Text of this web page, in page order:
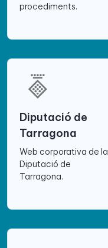
procediments.
Diputació de
Tarragona
Web corporativa de la
Diputació de
Tarragona.